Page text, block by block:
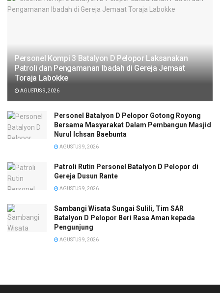
Personel Kompi 3 Batalyon D Pelopor Laksanakan
Patroli dan Pengamanan Ibadah di Gereja Jemaat
Toraja Labokke
AGUSTUS 9, 2026
Personel Batalyon D Pelopor Gotong Royong
Bersama Masyarakat Dalam Pembangun Masjid
Nurul Ichsan Baebunta
AGUSTUS 9, 2026
Patroli Rutin Personel Batalyon D Pelopor di
Gereja Dusun Rante
AGUSTUS 9, 2026
Sambangi Wisata Sungai Sulili, Tim SAR
Batalyon D Pelopor Beri Rasa Aman kepada
Pengunjung
AGUSTUS 9, 2026